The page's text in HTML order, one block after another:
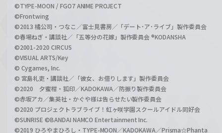
©TYPE-MOON / FGO7 ANIME PROJECT
©Frontwing
©2013 橘公司・つなこ／富士見書房／「デート･ア･ライブ」製作委員会
©春場ねぎ・講談社／「五等分の花嫁」製作委員会 ®KODANSHA
©2001-2020 CIRCUS
©VISUAL ARTS/Key
© Cygames, Inc.
© 宮島礼吏・講談社／「彼女、お借りします」製作委員会
©2020 夕蜜柑・狐印／KADOKAWA／防振り製作委員会
©赤坂アカ／集英社・かぐや様は告らせたい製作委員会
©2020 プロジェクトラブライブ！虹ヶ咲学園スクールアイドル同好会
©SUNRISE ©BANDAI NAMCO Entertainment Inc.
©2019 ひろやまひろし・TYPE-MOON／KADOKAWA／Prisma☆Phanta